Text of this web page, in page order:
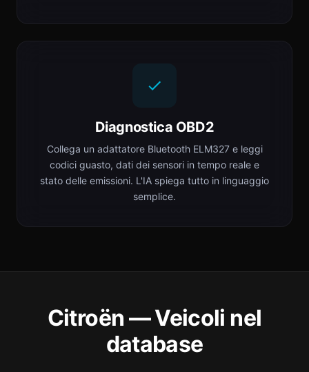
Diagnostica OBD2
Collega un adattatore Bluetooth ELM327 e leggi
codici guasto, dati dei sensori in tempo reale e
stato delle emissioni. L'IA spiega tutto in linguaggio
semplice.
Citroën — Veicoli nel
database